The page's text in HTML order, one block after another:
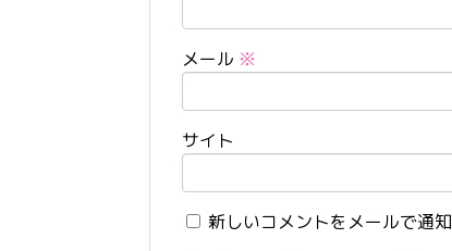
メール ※
サイト
新しいコメントをメールで通知